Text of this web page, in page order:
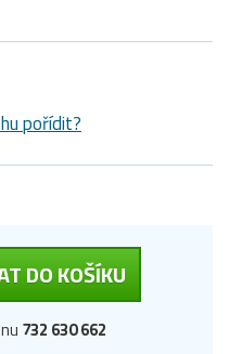
pořídit?
DO KOŠÍKU
732 630 662